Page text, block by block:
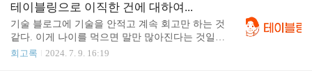
산에 관심이 많았었기에 국토부 실거래 자료를 기반으로 한 웹 기반
의 Next.js로 만든 서비스가 있었다."이걸 앱으로 만들어보고 광고를
한번 붙여봐 ?" 라고 결정하고, Expo를 사용해 개발을 시작했다. 이
유는 단순했다:React 기반이라 코드 재사용이 쉬울 것 같았고,배포가
빠를 것 같았고,네이티브 개발을 하고 싶지 않았고,이전엔 CLI로 한
테이블링으로 이직한 건에 대하여...
기술 블로그에 기술을 안적고 계속 회고만 하는 것
같다. 이게 나이를 먹으면 말만 많아진다는 것일
까... 그래서 이번에는 어디에 갔는가 ?테이블링이라
회고록 2024. 7. 9. 16:19